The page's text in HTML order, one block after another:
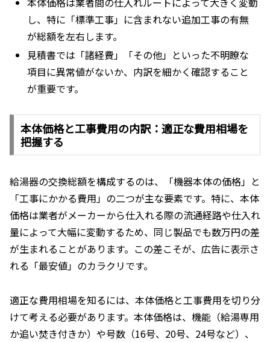
し、特に「標準工事」に含まれない追加工事の有無
が総額を左右します。
見積書では「諸経費」「その他」といった不明瞭な
項目に異常値がないか、内訳を細かく確認すること
が重要です。
本体価格と工事費用の内訳：適正な費用相場を
把握する
給湯器の交換総額を構成するのは、「機器本体の価格」と
「工事にかかる費用」の二つが主な要素です。特に、本体
価格は業者がメーカーから仕入れる際の流通経路や仕入れ
量によって大幅に変動するため、同じ製品でも数万円の差
が生まれることがあります。この差こそが、広告に表示さ
れる「最安値」のカラクリです。
適正な費用相場を知るには、本体価格と工事費用を切り分
けて考える必要があります。本体価格は、機能（給湯専用
か追い焚き付きか）や号数（16号、20号、24号など）、